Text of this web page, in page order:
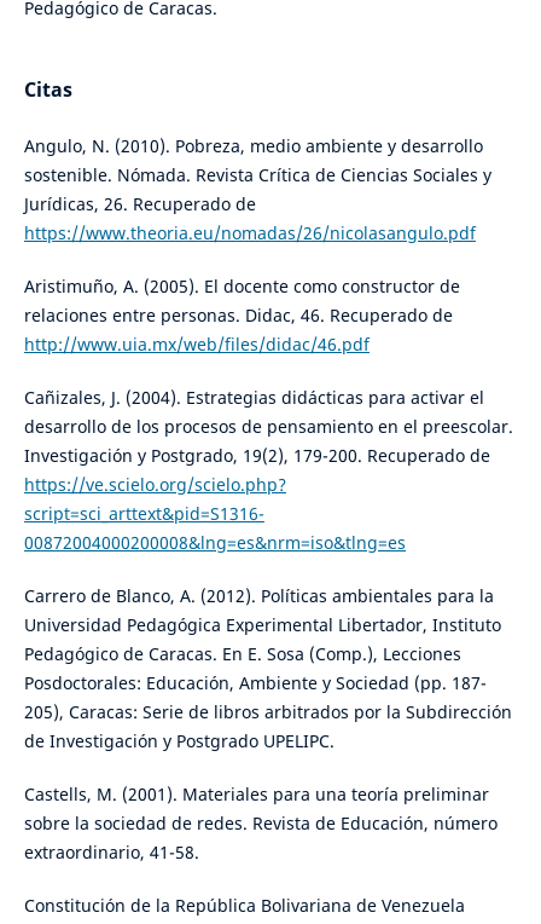
Pedagógico de Caracas.
Citas
Angulo, N. (2010). Pobreza, medio ambiente y desarrollo
sostenible. Nómada. Revista Crítica de Ciencias Sociales y
Jurídicas, 26. Recuperado de
https://www.theoria.eu/nomadas/26/nicolasangulo.pdf
Aristimuño, A. (2005). El docente como constructor de
relaciones entre personas. Didac, 46. Recuperado de
http://www.uia.mx/web/files/didac/46.pdf
Cañizales, J. (2004). Estrategias didácticas para activar el
desarrollo de los procesos de pensamiento en el preescolar.
Investigación y Postgrado, 19(2), 179-200. Recuperado de
https://ve.scielo.org/scielo.php?
script=sci_arttext&pid=S1316-
00872004000200008&lng=es&nrm=iso&tlng=es
Carrero de Blanco, A. (2012). Políticas ambientales para la
Universidad Pedagógica Experimental Libertador, Instituto
Pedagógico de Caracas. En E. Sosa (Comp.), Lecciones
Posdoctorales: Educación, Ambiente y Sociedad (pp. 187-
205), Caracas: Serie de libros arbitrados por la Subdirección
de Investigación y Postgrado UPELIPC.
Castells, M. (2001). Materiales para una teoría preliminar
sobre la sociedad de redes. Revista de Educación, número
extraordinario, 41-58.
Constitución de la República Bolivariana de Venezuela